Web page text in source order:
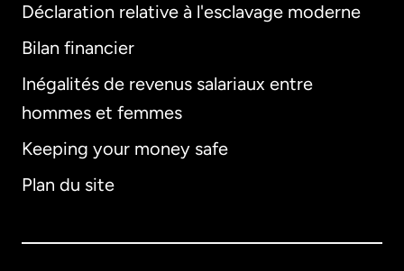
Déclaration relative à l'esclavage moderne
Bilan financier
Inégalités de revenus salariaux entre
hommes et femmes
Keeping your money safe
Plan du site
International
Allemagne